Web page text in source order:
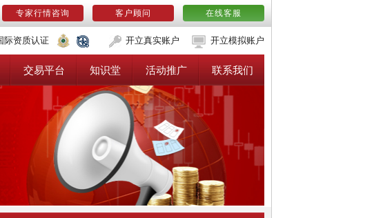
专家行情咨询 客户顾问 在线客服
际资质认证 开立真实账户 开立模拟账户
交易平台 知识堂 活动推广 联系我们